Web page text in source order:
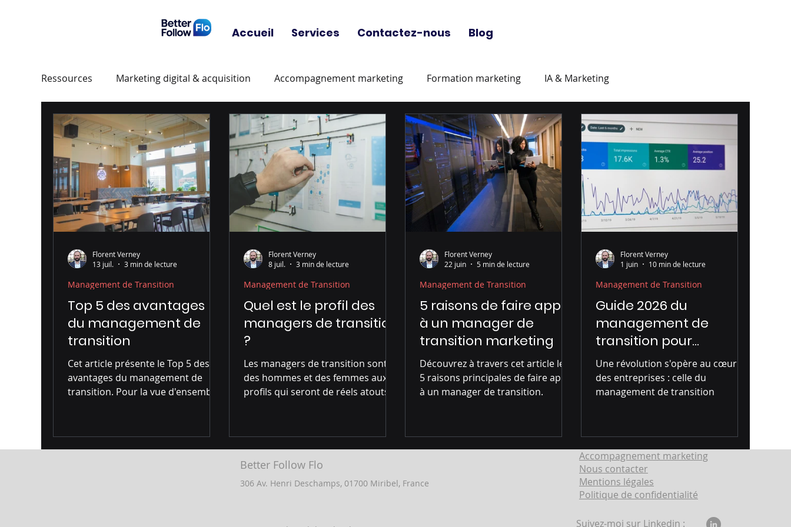
Accueil Services Contactez-nous Blog
Ressources Marketing digital & acquisition Accompagnement marketing Formation marketing IA & Marketing
Comparatifs outils marketing Marketing sectoriel Management de Transition Management à temps partagé Secrets de recrutement
Top 5 des avantages
du management de
transition
Cet article présente le Top 5 des
avantages du management de
transition. Pour la vue d'ensemble
transition), voir notre guide
complet du directeur marketing de
Management de Transition
Florent Verney
13 juil.
3 min de lecture
Quel est le profil des
managers de transition
?
Les managers de transition sont
des hommes et des femmes aux
profils qui seront de réels atouts
Management de Transition
Florent Verney
8 juil.
3 min de lecture
5 raisons de faire appel
à un manager de
transition marketing
Découvrez à travers cet article les
5 raisons principales de faire appel
à un manager de transition.
Management de Transition
Florent Verney
22 juin
5 min de lecture
Guide 2026 du
management de
transition pour
dirigeants
Une révolution s'opère au cœur
des entreprises : celle du
management de transition
Management de Transition
Florent Verney
1 juin
10 min de lecture
Better Follow Flo
306 Av. Henri Deschamps, 01700 Miribel, France
Accompagnement marketing
Nous contacter
Mentions légales
Politique de confidentialité
Suivez-moi sur Linkedin :